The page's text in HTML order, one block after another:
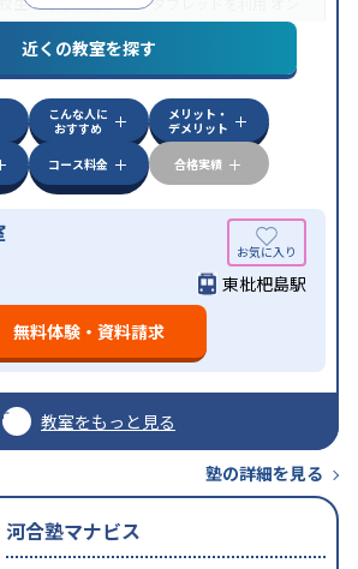
対応
近くの教室を探す
こんな人に
おすすめ
メリット・
デメリット
コース料金 合格実績
東枇杷島駅
無料体験・資料請求
教室をもっと見る
塾の詳細を見る
河合塾マナビス